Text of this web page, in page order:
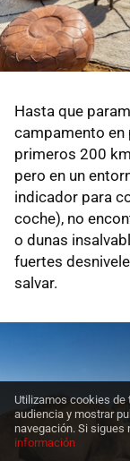
Hasta que
campamento
primeros 200
pero en un
indicador para
coche), no
o dunas
fuertes
salvar.
Utilizamos cookies
audiencia y mostrar
navegación. Si sigues
información